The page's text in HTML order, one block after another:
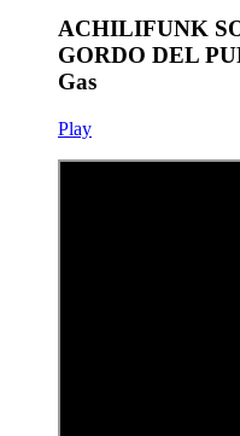
ACHILIFUNK
GORDO DEL
Gas
Play